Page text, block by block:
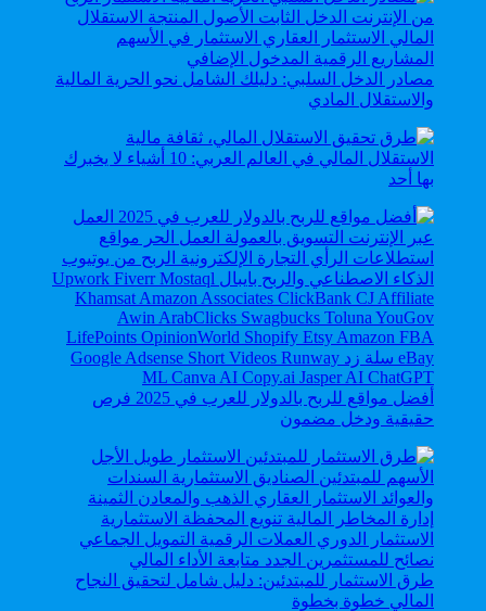
مصادر الدخل السلبي: دليلك الشامل نحو الحرية المالية
والاستقلال المادي
الاستقلال المالي في العالم العربي: 10 أشياء لا يخبرك
بها أحد
أفضل مواقع للربح بالدولار للعرب في 2025 فرص
حقيقية ودخل مضمون
طرق الاستثمار للمبتدئين: دليل شامل لتحقيق النجاح
المالي خطوة بخطوة